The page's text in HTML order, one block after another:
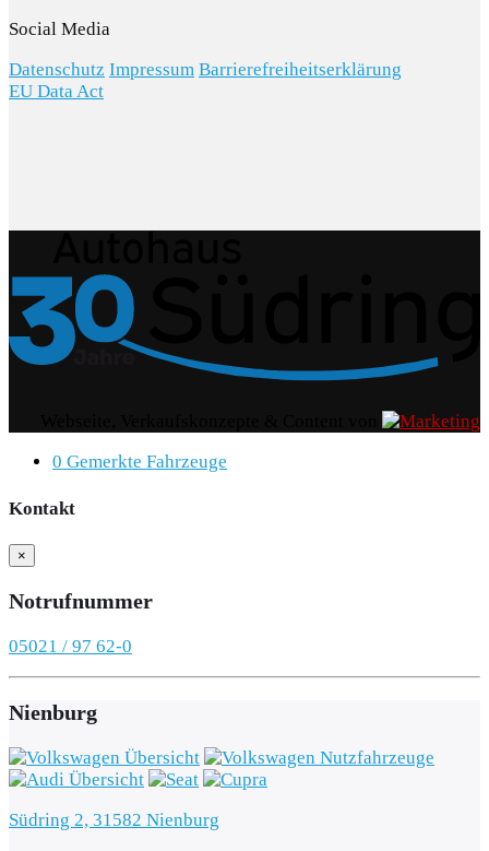
Social Media
Datenschutz Impressum Barrierefreiheitserklärung
EU Data Act
0 Gemerkte Fahrzeuge
Kontakt
×
Notrufnummer
05021 / 97 62-0
Nienburg
Südring 2, 31582 Nienburg